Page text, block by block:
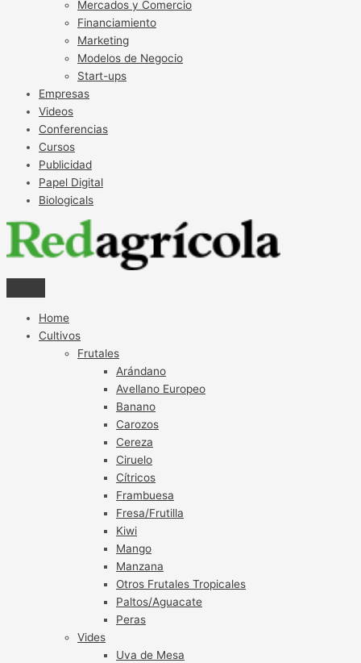
Mercados y Comercio
Financiamiento
Marketing
Modelos de Negocio
Start-ups
Empresas
Videos
Conferencias
Cursos
Publicidad
Papel Digital
Biologicals
Home
Cultivos
Frutales
Arándano
Avellano Europeo
Banano
Carozos
Cereza
Ciruelo
Cítricos
Frambuesa
Fresa/Frutilla
Kiwi
Mango
Manzana
Otros Frutales Tropicales
Paltos/Aguacate
Peras
Vides
Uva de Mesa